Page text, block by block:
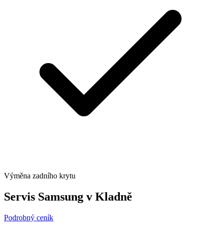
Výměna zadního krytu
Servis Samsung v Kladně
Podrobný ceník